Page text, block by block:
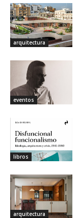
arquitectura
eventos
libros
arquitectura